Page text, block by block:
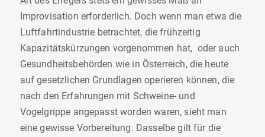
Improvisation erforderlich. Doch wenn man etwa die
Luftfahrtindustrie betrachtet, die frühzeitig
Kapazitätskürzungen vorgenommen hat, oder auch
Gesundheitsbehörden wie in Österreich, die heute
auf gesetzlichen Grundlagen operieren können, die
nach den Erfahrungen mit Schweine- und
Vogelgrippe angepasst worden waren, sieht man
eine gewisse Vorbereitung. Dasselbe gilt für die